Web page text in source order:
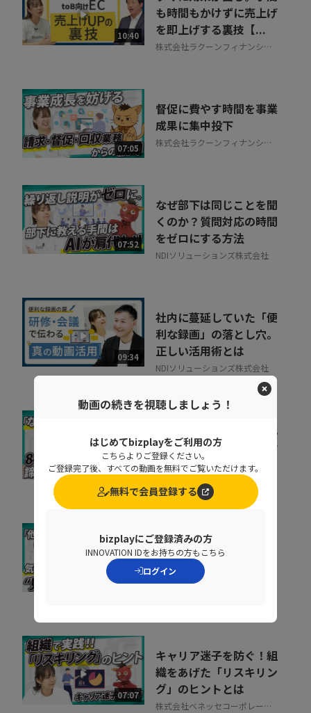
10:40
も時間もかけずに売上げ
を即上げする裏技【...
株式会社ラクーンフィナンシャ
07:05
督促に費やす時間を事業
成果に集中投下
株式会社ラクーンフィナンシャ
07:52
なぜ部下は同じことを聞
くのか？質問対応の時間
をゼロにする方法
NDIソリューションズ株式会社
09:34
社内に蔓延していた「便
利な録画」の落とし穴。
正しい活用術とは
NDIソリューションズ株式会社
11:37
会社の電話をクラウド化
するメリットとは？電話
業務を効率化する方法
トビラシステムズ株式会社
07:20
取りこぼしはなぜ起き
る？“見えない失注”を
防ぐ営業の仕組み改革
07:07
キャリア迷子を防ぐ！組
織をあげた「リスキリン
グ」のヒントとは
株式会社ベネッセコーポレーシ
動画の続きを視聴しましょう！
はじめてbizplayをご利用の方
こちらよりご登録ください。
ご登録完了後、すべての動画を無料でご覧いただけます。
無料で会員登録する
bizplayにご登録済みの方
INNOVATION IDをお持ちの方もこちら
ログイン